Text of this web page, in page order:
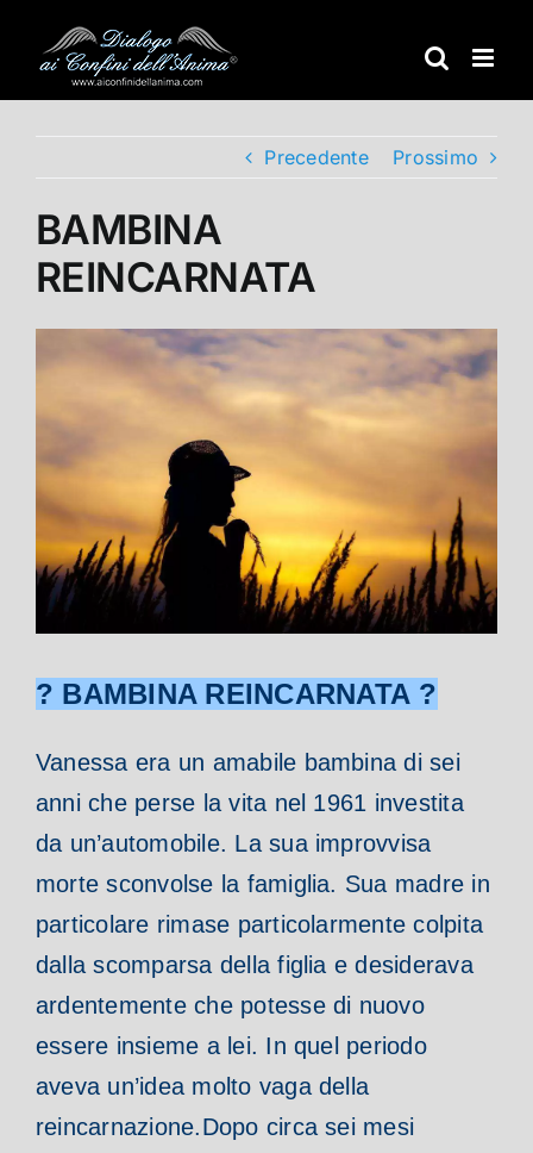
contenuto
Precedente Prossimo
BAMBINA
REINCARNATA
? BAMBINA REINCARNATA ?
Vanessa era un amabile bambina di sei
anni che perse la vita nel 1961 investita
da un’automobile. La sua improvvisa
morte sconvolse la famiglia. Sua madre in
particolare rimase particolarmente colpita
dalla scomparsa della figlia e desiderava
ardentemente che potesse di nuovo
essere insieme a lei. In quel periodo
aveva un’idea molto vaga della
reincarnazione.Dopo circa sei mesi